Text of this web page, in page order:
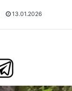
13.01.2026